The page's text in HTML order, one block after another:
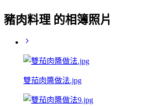
豬肉料理 的相簿照片
雙茄肉醬做法.jpg